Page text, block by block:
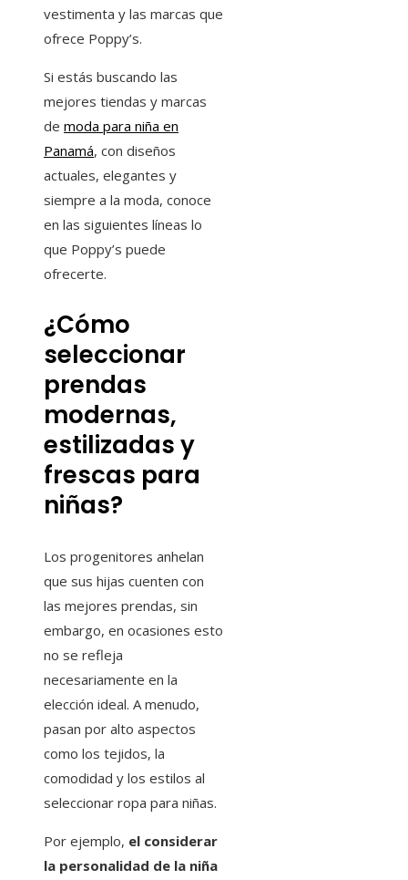
vestimenta y las marcas que
ofrece Poppy’s.
Si estás buscando las
mejores tiendas y marcas
de moda para niña en
Panamá, con diseños
actuales, elegantes y
siempre a la moda, conoce
en las siguientes líneas lo
que Poppy’s puede
ofrecerte.
¿Cómo
seleccionar
prendas
modernas,
estilizadas y
frescas para
niñas?
Los progenitores anhelan
que sus hijas cuenten con
las mejores prendas, sin
embargo, en ocasiones esto
no se refleja
necesariamente en la
elección ideal. A menudo,
pasan por alto aspectos
como los tejidos, la
comodidad y los estilos al
seleccionar ropa para niñas.
Por ejemplo, el considerar
la personalidad de la niña